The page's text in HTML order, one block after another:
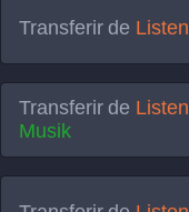
Transferir de
Transferir de
Musik